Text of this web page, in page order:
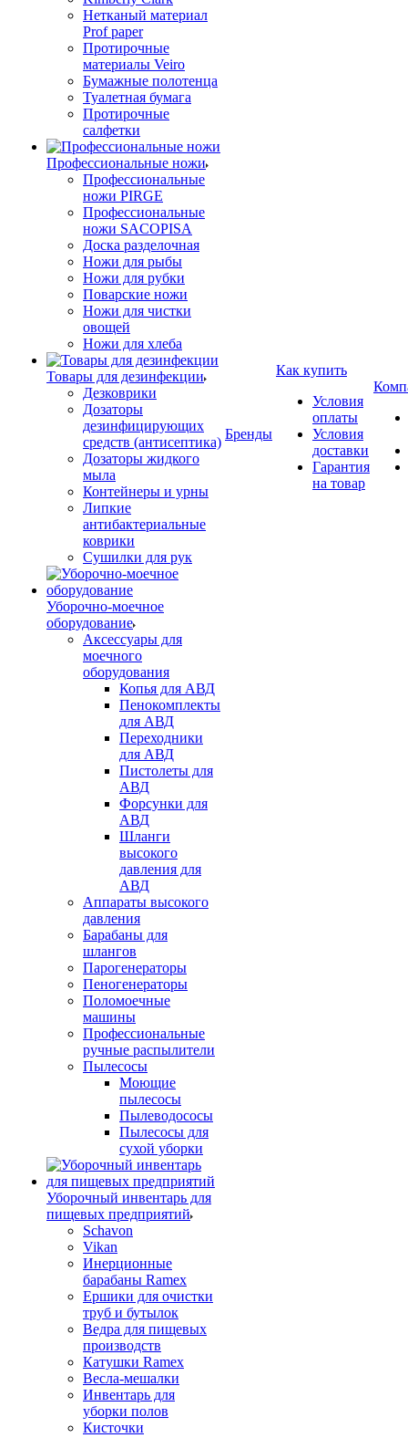
Нетканый материал
Prof paper
Протирочные
материалы Veiro
Бумажные полотенца
Туалетная бумага
Протирочные
салфетки
Профессиональные ножи
Профессиональные
ножи PIRGE
Профессиональные
ножи SACOPISA
Доска разделочная
Ножи для рыбы
Ножи для рубки
Поварские ножи
Ножи для чистки
овощей
Ножи для хлеба
Товары для дезинфекции
Дезковрики
Дозаторы
дезинфицирующих
средств (антисептика)
Дозаторы жидкого
мыла
Контейнеры и урны
Липкие
антибактериальные
коврики
Сушилки для рук
Уборочно-моечное
оборудование
Аксессуары для
моечного
оборудования
Копья для АВД
Пенокомплекты
для АВД
Переходники
для АВД
Пистолеты для
АВД
Форсунки для
АВД
Шланги
высокого
давления для
АВД
Аппараты высокого
давления
Барабаны для
шлангов
Парогенераторы
Пеногенераторы
Поломоечные
машины
Профессиональные
ручные распылители
Пылесосы
Моющие
пылесосы
Пылеводососы
Пылесосы для
сухой уборки
Уборочный инвентарь для
пищевых предприятий
Schavon
Vikan
Инерционные
барабаны Ramex
Ершики для очистки
труб и бутылок
Ведра для пищевых
производств
Катушки Ramex
Весла-мешалки
Инвентарь для
уборки полов
Кисточки
Бренды
Как купить
Условия
оплаты
Условия
доставки
Гарантия
на товар